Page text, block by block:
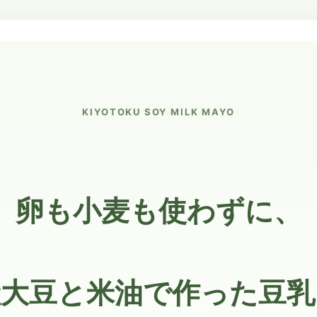
KIYOTOKU SOY MILK MAYO
卵も小麦も使わずに、
豆と米油で作った豆